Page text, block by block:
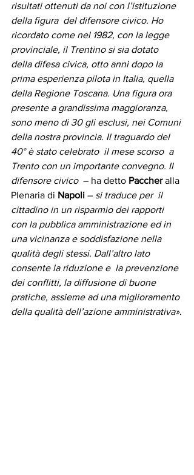
risultati ottenuti da noi con l’istituzione
della figura  del difensore civico. Ho
ricordato come nel 1982, con la legge
provinciale, il Trentino si sia dotato
della difesa civica, otto anni dopo la
prima esperienza pilota in Italia, quella
della Regione Toscana. Una figura ora
presente a grandissima maggioranza,
sono meno di 30 gli esclusi, nei Comuni
della nostra provincia. Il traguardo del
40° è stato celebrato  il mese scorso  a
Trento con un importante convegno. Il
difensore civico – ha detto Paccher alla
Plenaria di Napoli – si traduce per  il
cittadino in un risparmio dei rapporti
con la pubblica amministrazione ed in
una vicinanza e soddisfazione nella
qualità degli stessi. Dall’altro lato
consente la riduzione e  la prevenzione
dei conflitti, la diffusione di buone
pratiche, assieme ad una miglioramento
della qualità dell’azione amministrativa».